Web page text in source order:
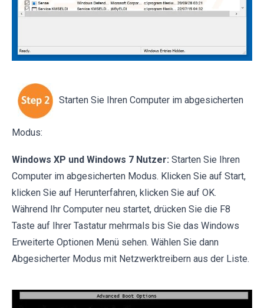
Starten Sie Ihren Computer im abgesicherten
Modus:
Windows XP und Windows 7 Nutzer: Starten Sie Ihren
Computer im abgesicherten Modus. Klicken Sie auf Start,
klicken Sie auf Herunterfahren, klicken Sie auf OK.
Während Ihr Computer neu startet, drücken Sie die F8
Taste auf Ihrer Tastatur mehrmals bis Sie das Windows
Erweiterte Optionen Menü sehen. Wählen Sie dann
Abgesicherter Modus mit Netzwerktreibern aus der Liste.